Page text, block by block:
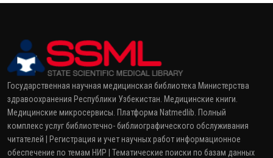
Государственная научная медицинская библиотека Министерства
здравоохранения Республики Узбекистан. Медицинские книги.
Медицинские микросервисы. Платформа Natmedlib. Полный
комплекс услуг библиотечно- библиографического обслуживания
читателей | Регистрация и учет научных работ информационное
обеспечение по темам НИР | Тематические поиски по базам данных